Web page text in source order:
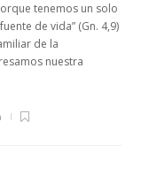
tenemos un solo
de vida” (Gn. 4,9)
de la
nuestra